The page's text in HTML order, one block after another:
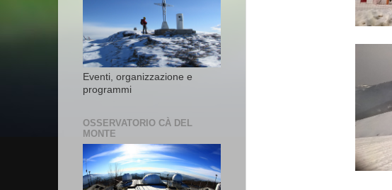
Eventi, organizzazione e
programmi
OSSERVATORIO CÀ DEL
MONTE